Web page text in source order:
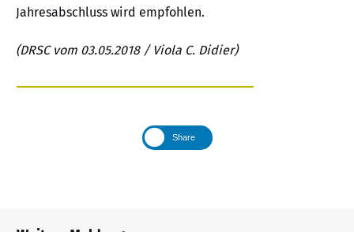
Jahresabschluss wird empfohlen.
(DRSC vom 03.05.2018 / Viola C. Didier)
Share